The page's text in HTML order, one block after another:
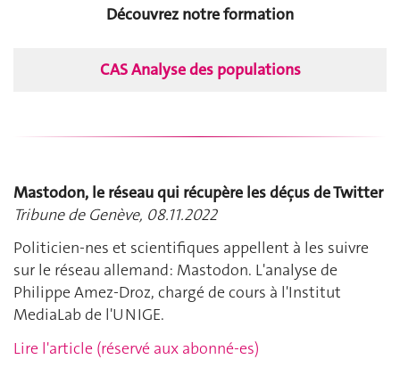
Découvrez notre formation
CAS Analyse des populations
Mastodon, le réseau qui récupère les déçus de Twitter
Tribune de Genève, 08.11.2022
Politicien-nes et scientifiques appellent à les suivre
sur le réseau allemand: Mastodon. L'analyse de
Philippe Amez-Droz, chargé de cours à l'Institut
MediaLab de l'UNIGE.
Lire l'article (réservé aux abonné-es)